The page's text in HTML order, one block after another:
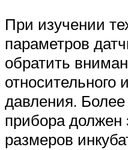
При изучении
параметров
обратить
относительного
давления.
прибора должен
размеров